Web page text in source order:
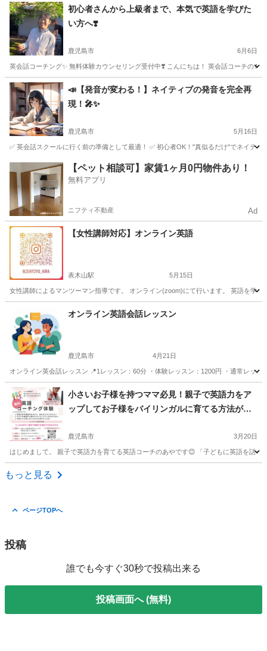
鹿児島 鹿児島市 天文館通駅 英会話 先生
初心者さんから上級者まで、本気で英語を学びた
い方へ❣️
鹿児島市 6月6日
英会話コーチング✨ 無料体験カウンセリング受付中❣️ こんにちは！ 英会話コーチの
鹿児島 鹿児島市 英語 コーチング
📣【発音が変わる！】ネイティブの発音を完全再
現！🎤✨
鹿児島市 5月16日
✅ 英会話スクールに行く前の準備として最適！ ✅ 初心者OK！"真似るだけ"でネイテ
鹿児島市 英会話 ネイティブ
【ペット相談可】家賃1ヶ月0円物件あり！
無料アプリ
ニフティ不動産 Ad
【女性講師対応】オンライン英語
表木山駅 5月15日
女性講師によるマンツーマン指導です。 オンライン(zoom)にて行います。 英語を学
表木山駅 英語/基礎英語
オンライン英語会話レッスン
鹿児島市 4月21日
オンライン英会話レッスン 📍1レッスン：60分 ・体験レッスン：1200円 ・通常レッ
鹿児島 鹿児島市 英会話 オンライン
小さいお子様を持つママ必見！親子で英語力をア
ップしてお子様をバイリンガルに育てる方法がた
無用！zoomで気軽に【無料】体験英語コーチング
受けてみませんか？（毎月先着2名）/英語初心者
の方も大歓迎！
鹿児島市 3月20日
はじめまして。 親子で英語力を育てる英語コーチのあやです😊 「子どもに英語を話
鹿児島 鹿児島市
もっと見る
ページTOPへ
投稿
誰でも今すぐ30秒で投稿出来る
投稿画面へ (無料)